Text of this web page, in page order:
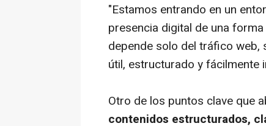
"Estamos entrando en un
presencia digital de una
depende solo del tráfico web,
útil, estructurado y fácilmente
Otro de los puntos clave que
contenidos estructurados,